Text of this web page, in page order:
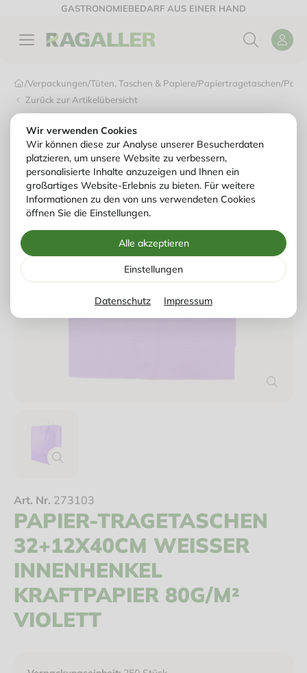
Wir verwenden Cookies
Wir können diese zur Analyse unserer Besucherdaten
platzieren, um unsere Website zu verbessern,
personalisierte Inhalte anzuzeigen und Ihnen ein
großartiges Website-Erlebnis zu bieten. Für weitere
Informationen zu den von uns verwendeten Cookies
öffnen Sie die Einstellungen.
Alle akzeptieren
Einstellungen
Datenschutz Impressum
GASTRONOMIEBEDARF AUS EINER HAND
/Verpackungen/Tüten, Taschen & Papiere/Papiertragetaschen/
Zurück zur Artikelübersicht
Art. Nr. 273103
PAPIER-TRAGETASCHEN
32+12X40CM WEISSER I
NNENHENKEL K
RAFTPAPIER 80G/M² V
IOLETT